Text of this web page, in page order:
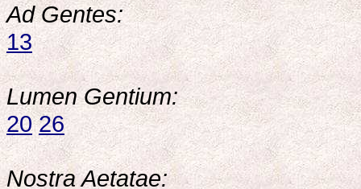
Ad Gentes:
13
Lumen Gentium:
20 26
Nostra Aetatae: